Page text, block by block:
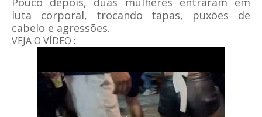
luta corporal, trocando tapas, puxões de
cabelo e agressões.
VEJA O VÍDEO :